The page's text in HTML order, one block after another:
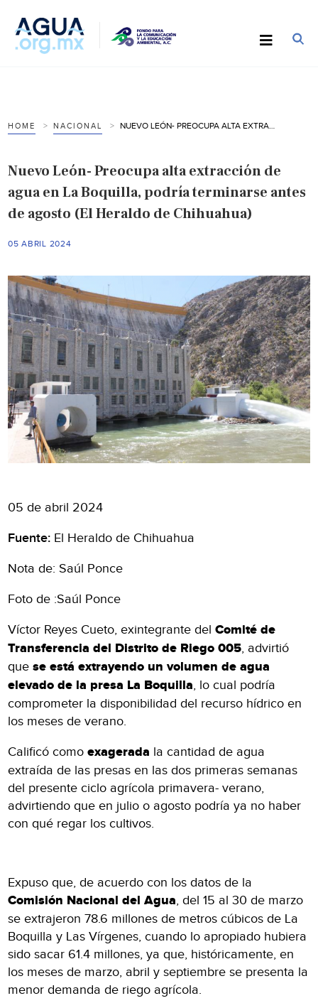
HOME NACIONAL
Nuevo León- Preocupa alta extracción de
agua en La Boquilla, podría terminarse antes
de agosto (El Heraldo de Chihuahua)
05 ABRIL 2024
05 de abril 2024
Fuente: El Heraldo de Chihuahua
Nota de: Saúl Ponce
Foto de :Saúl Ponce
Víctor Reyes Cueto, exintegrante delComité de
Transferencia del Distrito de Riego 005, advirtió
quese está extrayendo un volumen de agua
elevado de la presa La Boquilla, lo cual podría
comprometer la disponibilidad del recurso hídrico en
los meses de verano.
Calificó comoexagerada la cantidad de agua
extraída de las presas en las dos primeras semanas
del presente ciclo agrícola primavera- verano,
advirtiendo que en julio o agosto podría ya no haber
con qué regar los cultivos.
Expuso que, de acuerdo con los datos de la
Comisión Nacional del Agua, del 15 al 30 de marzo
se extrajeron 78.6 millones de metros cúbicos de La
Boquilla y Las Vírgenes, cuando lo apropiado hubiera
sido sacar 61.4 millones, ya que, históricamente, en
los meses de marzo, abril y septiembre se presenta la
menor demanda de riego agrícola.